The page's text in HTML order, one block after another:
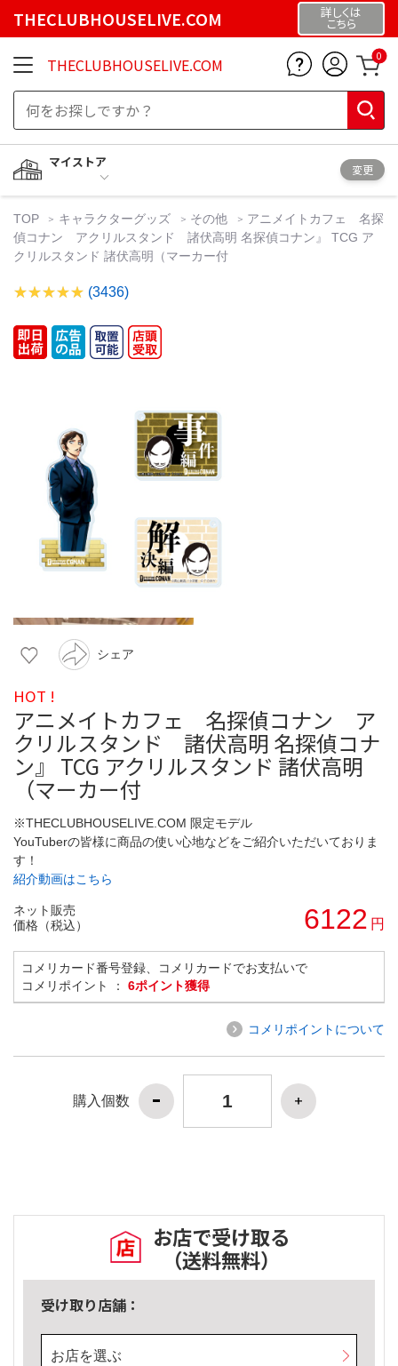
THECLUBHOUSELIVE.COM 詳しくは
こちら
THECLUBHOUSELIVE.COM 0
マイストア
変更
TOP キャラクターグッズ その他
アニメイトカフェ 名探
偵コナン アクリルスタンド 諸伏高明 名探偵コナン』 TCG ア
クリルスタンド 諸伏高明（マーカー付
(3436)
シェア
HOT !
アニメイトカフェ 名探偵コナン ア
クリルスタンド 諸伏高明 名探偵コナ
ン』 TCG アクリルスタンド 諸伏高明
（マーカー付
※THECLUBHOUSELIVE.COM 限定モデル
YouTuberの皆様に商品の使い心地などをご紹介いただいておりま
す！
紹介動画はこちら
ネット販売
価格（税込）
6122 円
コメリカード番号登録、コメリカードでお支払いで
コメリポイント ： 6ポイント獲得
コメリポイントについて
購入個数
お店で受け取る
（送料無料）
受け取り店舗：
お店を選ぶ